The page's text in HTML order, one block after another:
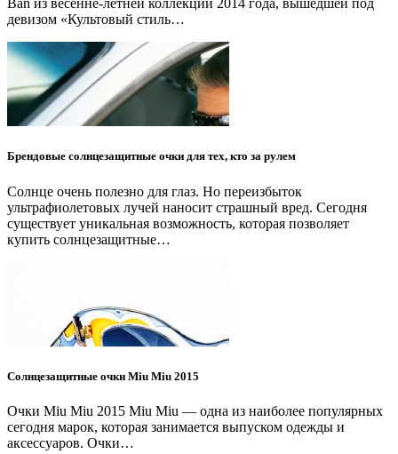
Ban из весенне-летней коллекции 2014 года, вышедшей под
девизом «Культовый стиль…
Брендовые солнцезащитные очки для тех, кто за рулем
Солнце очень полезно для глаз. Но переизбыток
ультрафиолетовых лучей наносит страшный вред. Сегодня
существует уникальная возможность, которая позволяет
купить солнцезащитные…
Солнцезащитные очки Miu Miu 2015
Очки Miu Miu 2015 Miu Miu — одна из наиболее популярных
сегодня марок, которая занимается выпуском одежды и
аксессуаров. Очки…